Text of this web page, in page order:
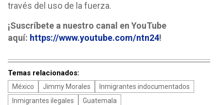
través del uso de la fuerza.
¡Suscríbete a nuestro canal en YouTube
aquí: https://www.youtube.com/ntn24!
Temas relacionados:
México Jimmy Morales
Inmigrantes indocumentados
Inmigrantes ilegales
Guatemala